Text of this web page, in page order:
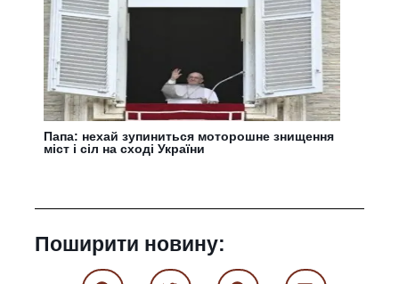
Папа: нехай зупиниться моторошне знищення
міст і сіл на сході України
Поширити новину: